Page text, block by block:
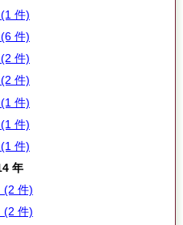
件)
件)
件)
件)
件)
件)
件)
年
(2 件)
(2 件)